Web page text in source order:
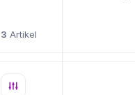
3 Artikel